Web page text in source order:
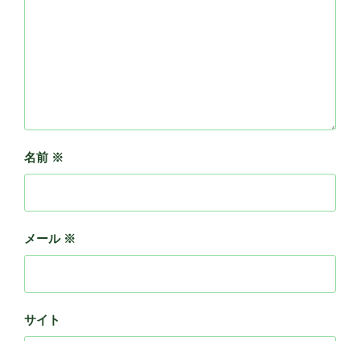
名前 ※
メール ※
サイト